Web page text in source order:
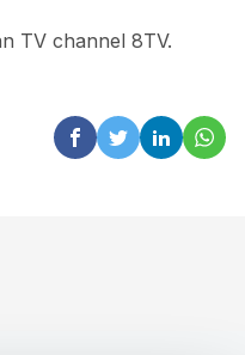
TV channel 8TV.